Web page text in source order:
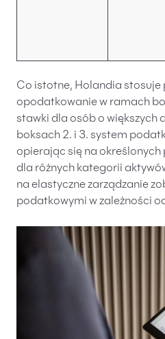
Co istotne, Holandia stosuje
opodatkowanie w ramach
stawki dla osób o większych
boksach 2. i 3. system
opierając się na
dla różnych kategorii
na elastyczne zarządzanie
podatkowymi w zależności